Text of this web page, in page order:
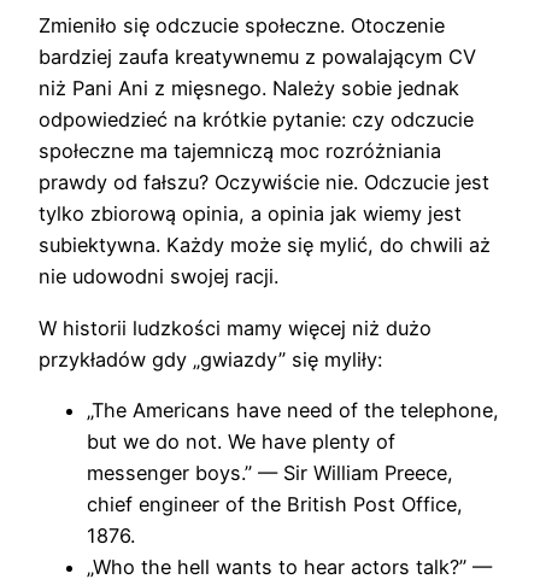
Zmieniło się odczucie społeczne. Otoczenie
bardziej zaufa kreatywnemu z powalającym CV
niż Pani Ani z mięsnego. Należy sobie jednak
odpowiedzieć na krótkie pytanie: czy odczucie
społeczne ma tajemniczą moc rozróżniania
prawdy od fałszu? Oczywiście nie. Odczucie jest
tylko zbiorową opinia, a opinia jak wiemy jest
subiektywna. Każdy może się mylić, do chwili aż
nie udowodni swojej racji.
W historii ludzkości mamy więcej niż dużo
przykładów gdy „gwiazdy” się myliły:
„The Americans have need of the telephone,
but we do not. We have plenty of
messenger boys.” — Sir William Preece,
chief engineer of the British Post Office,
1876.
„Who the hell wants to hear actors talk?” —